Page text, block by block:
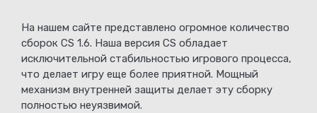
На нашем сайте представлено огромное количество
сборок CS 1.6. Наша версия CS обладает
исключительной стабильностью игрового процесса,
что делает игру еще более приятной. Мощный
механизм внутренней защиты делает эту сборку
полностью неуязвимой.